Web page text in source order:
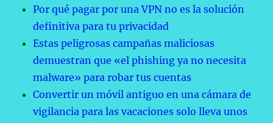
Por qué pagar por una VPN no es la solución
definitiva para tu privacidad
Estas peligrosas campañas maliciosas
demuestran que «el phishing ya no necesita
malware» para robar tus cuentas
Convertir un móvil antiguo en una cámara de
vigilancia para las vacaciones solo lleva unos